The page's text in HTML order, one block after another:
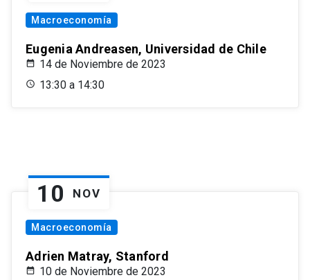
Macroeconomía
Eugenia Andreasen, Universidad de Chile
14 de Noviembre de 2023
13:30 a 14:30
10 NOV
Macroeconomía
Adrien Matray, Stanford
10 de Noviembre de 2023